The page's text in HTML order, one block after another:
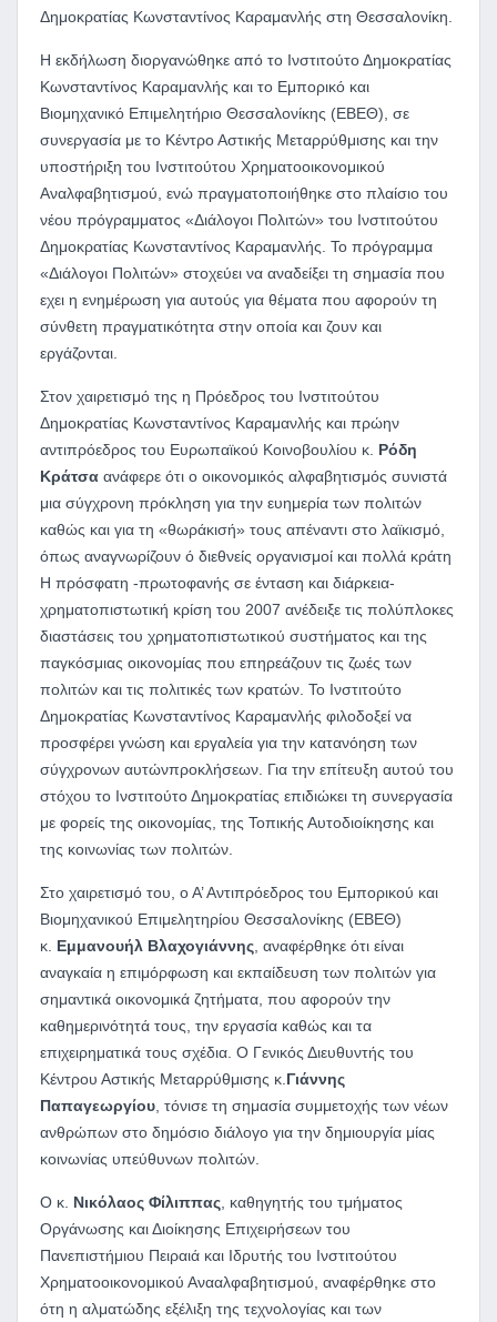
Δημοκρατίας Κωνσταντίνος Καραμανλής στη Θεσσαλονίκη.
Η εκδήλωση διοργανώθηκε από το Ινστιτούτο Δημοκρατίας
Κωνσταντίνος Καραμανλής και το Εμπορικό και
Βιομηχανικό Επιμελητήριο Θεσσαλονίκης (ΕΒΕΘ), σε
συνεργασία με το Κέντρο Αστικής Μεταρρύθμισης και την
υποστήριξη του Ινστιτούτου Χρηματοοικονομικού
Αναλφαβητισμού, ενώ πραγματοποιήθηκε στο πλαίσιο του
νέου πρόγραμματος «Διάλογοι Πολιτών» του Ινστιτούτου
Δημοκρατίας Κωνσταντίνος Καραμανλής. Το πρόγραμμα
«Διάλογοι Πολιτών» στοχεύει να αναδείξει τη σημασία που
εχει η ενημέρωση για αυτούς για θέματα που αφορούν τη
σύνθετη πραγματικότητα στην οποία και ζουν και
εργάζονται.
Στον χαιρετισμό της η Πρόεδρος του Ινστιτούτου
Δημοκρατίας Κωνσταντίνος Καραμανλής και πρώην
αντιπρόεδρος του Ευρωπαϊκού Κοινοβουλίου κ. Ρόδη
Κράτσα ανάφερε ότι ο οικονομικός αλφαβητισμός συνιστά
μια σύγχρονη πρόκληση για την ευημερία των πολιτών
καθώς και για τη «θωράκισή» τους απέναντι στο λαϊκισμό,
όπως αναγνωρίζουν ό διεθνείς οργανισμοί και πολλά κράτη
Η πρόσφατη -πρωτοφανής σε ένταση και διάρκεια-
χρηματοπιστωτική κρίση του 2007 ανέδειξε τις πολύπλοκες
διαστάσεις του χρηματοπιστωτικού συστήματος και της
παγκόσμιας οικονομίας που επηρεάζουν τις ζωές των
πολιτών και τις πολιτικές των κρατών. Το Ινστιτούτο
Δημοκρατίας Κωνσταντίνος Καραμανλής φιλοδοξεί να
προσφέρει γνώση και εργαλεία για την κατανόηση των
σύγχρονων αυτώνπροκλήσεων. Για την επίτευξη αυτού του
στόχου το Ινστιτούτο Δημοκρατίας επιδιώκει τη συνεργασία
με φορείς της οικονομίας, της Τοπικής Αυτοδιοίκησης και
της κοινωνίας των πολιτών.
Στο χαιρετισμό του, ο Α’ Αντιπρόεδρος του Εμπορικού και
Βιομηχανικού Επιμελητηρίου Θεσσαλονίκης (ΕΒΕΘ)
κ. Εμμανουήλ Βλαχογιάννης , αναφέρθηκε ότι είναι
αναγκαία η επιμόρφωση και εκπαίδευση των πολιτών για
σημαντικά οικονομικά ζητήματα, που αφορούν την
καθημερινότητά τους, την εργασία καθώς και τα
επιχειρηματικά τους σχέδια. Ο Γενικός Διευθυντής του
Κέντρου Αστικής Μεταρρύθμισης κ. Γιάννης
Παπαγεωργίου , τόνισε τη σημασία συμμετοχής των νέων
ανθρώπων στο δημόσιο διάλογο για την δημιουργία μίας
κοινωνίας υπεύθυνων πολιτών.
Ο κ. Νικόλαος Φίλιππας , καθηγητής του τμήματος
Οργάνωσης και Διοίκησης Επιχειρήσεων του
Πανεπιστήμιου Πειραιά και Ιδρυτής του Ινστιτούτου
Χρηματοοικονομικού Ανααλφαβητισμού, αναφέρθηκε στο
ότη η αλματώδης εξέλιξη της τεχνολογίας και των